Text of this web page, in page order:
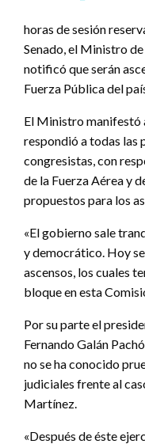
horas de sesión
Senado, el Ministro
notificó que serán
Fuerza Pública del
El Ministro manifestó
respondió a todas las
congresistas, con
de la Fuerza Aérea y
propuestos para los
«El gobierno sale
y democrático. Hoy
ascensos, los cuales
bloque en esta
Por su parte el
Fernando Galán
no se ha conocido
judiciales frente al
Martínez.
«Después de éste